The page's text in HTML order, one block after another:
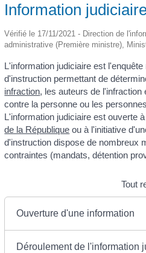
Information
Vérifié le 17/11/2021 - Direction de
administrative (Première ministre),
L'information judiciaire est
d'instruction permettant de
infraction, les auteurs de l'infraction
contre la personne ou les
L'information judiciaire est ouverte
de la République ou à l'initiative
d'instruction dispose de nombreux
contraintes (mandats, détention
Tout
Ouverture d'une information
Déroulement de l'information